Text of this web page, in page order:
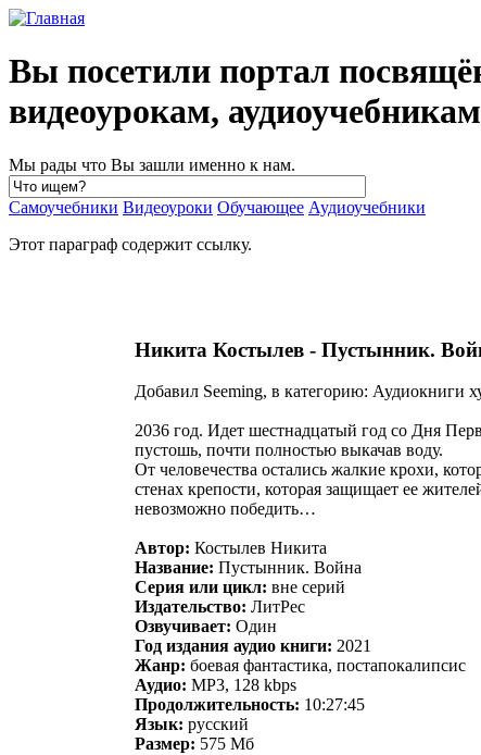
Вы посетили портал
видеоурокам,
Мы рады что Вы зашли именно к нам.
Самоучебники Видеоуроки Обучающее Аудиоучебники
Этот параграф содержит ссылку.
Никита Костылев - Пустынник.
Добавил Seeming, в категорию: Аудиокниги
2036 год. Идет шестнадцатый год со Дня
пустошь, почти полностью выкачав воду.
От человечества остались жалкие крохи,
стенах крепости, которая защищает ее
невозможно победить…
Автор: Костылев Никита
Название: Пустынник. Война
Серия или цикл: вне серий
Издательство: ЛитРес
Озвучивает: Один
Год издания аудио книги: 2021
Жанр: боевая фантастика, постапокалипсис
Аудио: MP3, 128 kbps
Продолжительность: 10:27:45
Язык: русский
Размер: 575 Мб